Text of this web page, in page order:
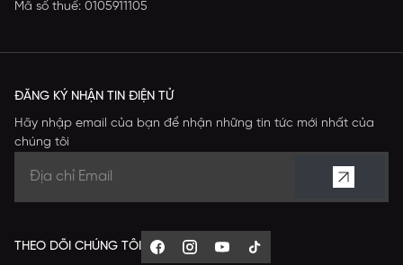
Mã số thuế: 0105911105
ĐĂNG KÝ NHẬN TIN ĐIỆN TỬ
Hãy nhập email của bạn để nhận những tin tức mới nhất của
chúng tôi
THEO DÕI CHÚNG TÔI